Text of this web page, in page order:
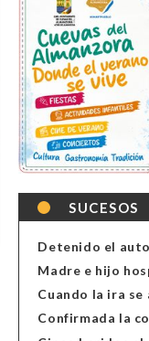
SUCESOS